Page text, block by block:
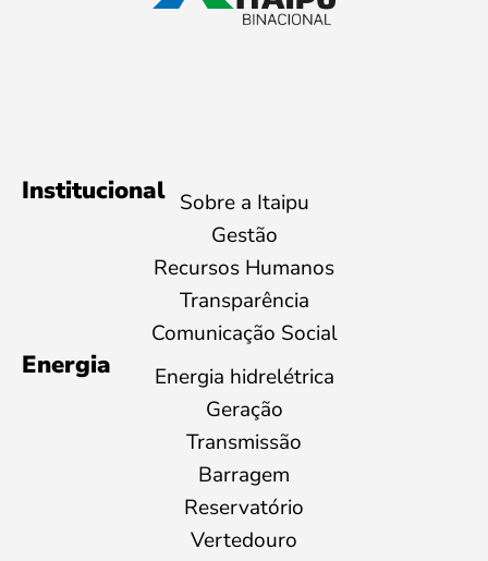
Institucional Sobre a Itaipu
Gestão
Recursos Humanos
Transparência
Comunicação Social
Energia
Energia hidrelétrica
Geração
Transmissão
Barragem
Reservatório
Vertedouro